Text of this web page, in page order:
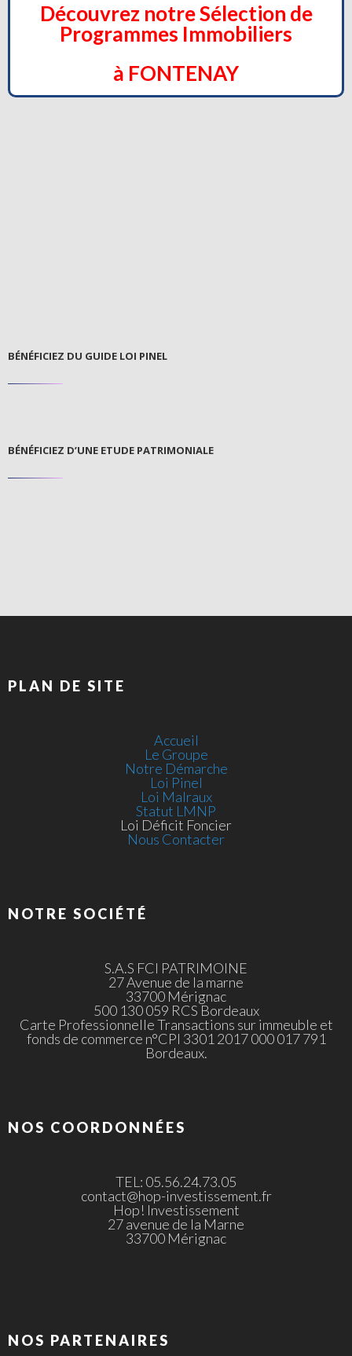
Découvrez notre Sélection de
Programmes Immobiliers
à FONTENAY
BÉNÉFICIEZ DU GUIDE LOI PINEL
BÉNÉFICIEZ D’UNE ETUDE PATRIMONIALE
PLAN DE SITE
Accueil
Le Groupe
Notre Démarche
Loi Pinel
Loi Malraux
Statut LMNP
Loi Déficit Foncier
Nous Contacter
NOTRE SOCIÉTÉ
S.A.S FCI PATRIMOINE
27 Avenue de la marne
33700 Mérignac
500 130 059 RCS Bordeaux
Carte Professionnelle Transactions sur immeuble et
fonds de commerce n°CPI 3301 2017 000 017 791
Bordeaux.
NOS COORDONNÉES
TEL: 05.56.24.73.05
contact@hop-investissement.fr
Hop! Investissement
27 avenue de la Marne
33700 Mérignac
NOS PARTENAIRES